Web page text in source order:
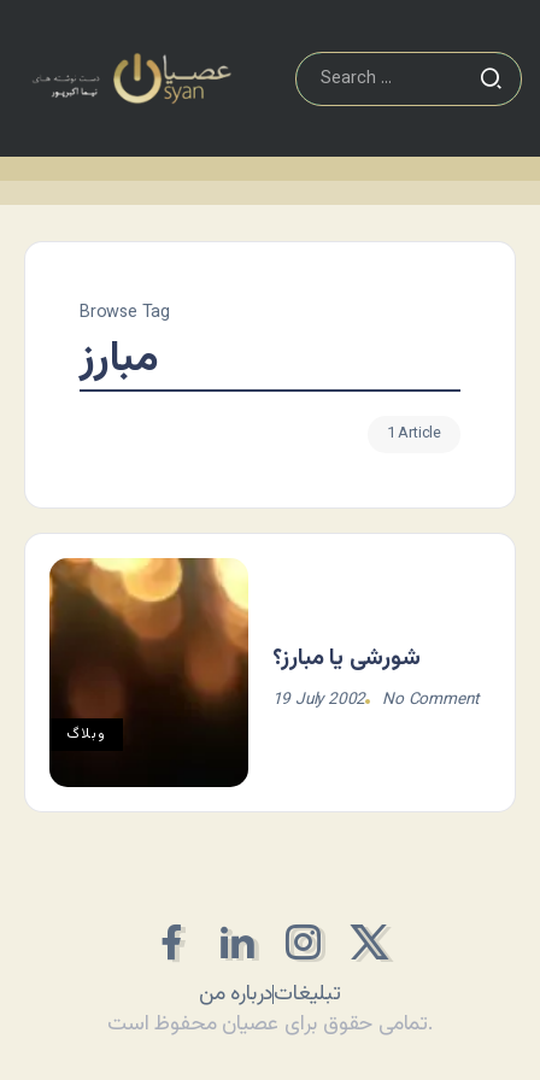
Browse Tag
مبارز
1 Article
وبلاگ
شورشی یا مبارز؟
19 July 2002 No Comment
درباره منتبلیغات
تمامی حقوق برای عصیان محفوظ است.